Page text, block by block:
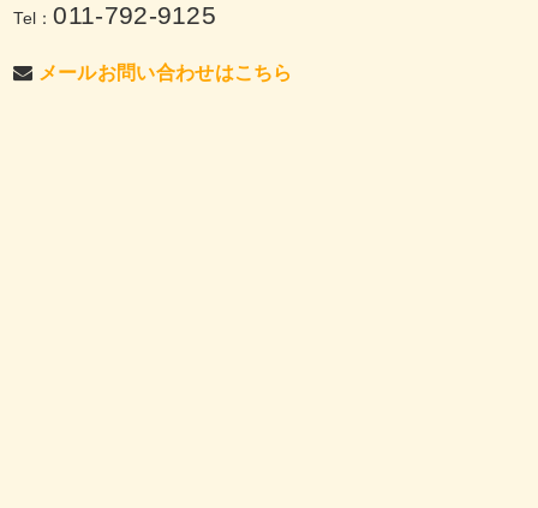
Tel：011-792-9125
メールお問い合わせはこちら